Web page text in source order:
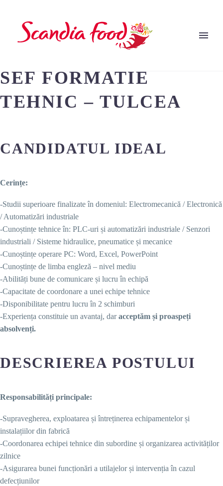
SEF FORMATIE
TEHNIC – TULCEA
CANDIDATUL IDEAL
Cerințe:
-Studii superioare finalizate în domeniul: Electromecanică / Electronică
/ Automatizări industriale
-Cunoștințe tehnice în: PLC-uri și automatizări industriale / Senzori
industriali / Sisteme hidraulice, pneumatice și mecanice
-Cunoștințe operare PC: Word, Excel, PowerPoint
-Cunoștințe de limba engleză – nivel mediu
-Abilități bune de comunicare și lucru în echipă
-Capacitate de coordonare a unei echipe tehnice
-Disponibilitate pentru lucru în 2 schimburi
-Experiența constituie un avantaj, daracceptăm și proaspeți
absolvenți.
DESCRIEREA POSTULUI
Responsabilități principale:
-Supravegherea, exploatarea și întreținerea echipamentelor și
instalațiilor din fabrică
-Coordonarea echipei tehnice din subordine și organizarea activităților
zilnice
-Asigurarea bunei funcționări a utilajelor și intervenția în cazul
defecțiunilor